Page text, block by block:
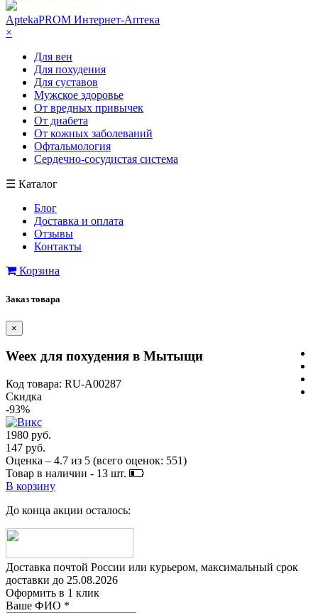
AptekaPROM Интернет-Аптека
×
Для вен
Для похудения
Для суставов
Мужское здоровье
От вредных привычек
От диабета
От кожных заболеваний
Офтальмология
Сердечно-сосудистая система
☰ Каталог
Блог
Доставка и оплата
Отзывы
Контакты
Корзина
Заказ товара
×
Weex для похудения в Мытыщи
Код товара: RU-A00287
Скидка
-93%
1980 руб.
147 руб.
Оценка – 4.7 из 5 (всего оценок: 551)
Товар в наличии - 13 шт.
В корзину
До конца акции осталось:
Доставка почтой России или курьером, максимальный срок
доставки до 25.08.2026
Оформить в 1 клик
Ваше ФИО *